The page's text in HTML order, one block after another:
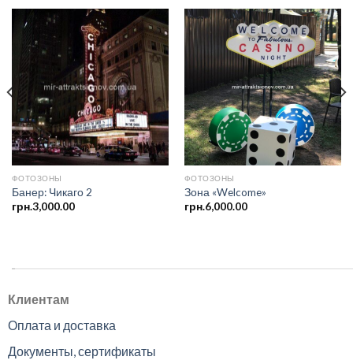
ФОТОЗОНЫ
Банер: Чикаго 2
грн.3,000.00
ФОТОЗОНЫ
Зона «Welcome»
грн.6,000.00
Клиентам
Оплата и доставка
Документы, сертификаты